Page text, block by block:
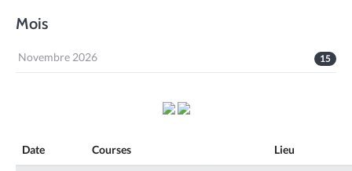
Mois
15
Novembre 2026
Date Courses Lieu